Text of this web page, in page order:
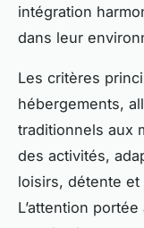
intégration
dans leur
Les critères
hébergements,
traditionnels aux
des activités,
loisirs, détente
L’attention